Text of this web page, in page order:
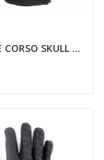
GUANTE CORSO SKULL MK1 LOCK NEGRO (L)